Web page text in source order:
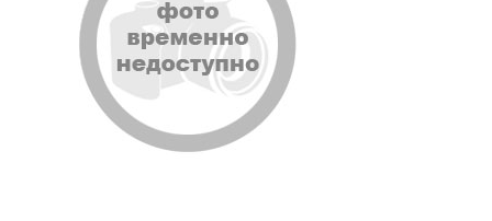
Корзина
Мой аккаунт
Оформление заказа